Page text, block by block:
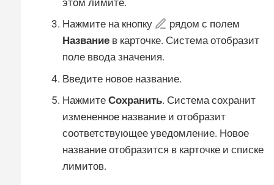
Нажмите на кнопку
рядом с полем
Название в карточке. Система отобразит
поле ввода значения.
Введите новое название.
Нажмите Сохранить. Система сохранит
измененное название и отобразит
соответствующее уведомление. Новое
название отобразится в карточке и списке
лимитов.